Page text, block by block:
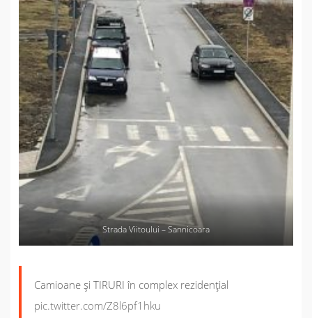
Strada Viitoului – Sannicoara
Camioane și TIRURI în complex rezidențial
pic.twitter.com/Z8l6pf1hku